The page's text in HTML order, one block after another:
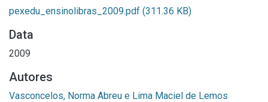
pexedu_ensinolibras_2009.pdf (311.36 KB)
Data
2009
Autores
Vasconcelos, Norma Abreu e Lima Maciel de Lemos